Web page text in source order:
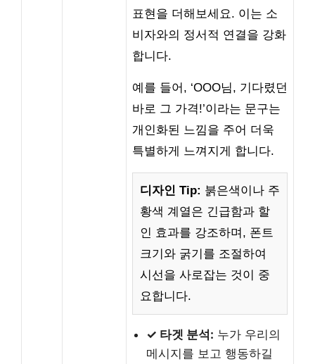
표현을 더해보세요. 이는 소
비자와의 정서적 연결을 강화
합니다.
예를 들어, ‘OOO님, 기다렸던
바로 그 가격!’이라는 문구는
개인화된 느낌을 주어 더욱
특별하게 느껴지게 합니다.
디자인 Tip: 붉은색이나 주
황색 계열은 긴급함과 할
인 효과를 강조하며, 폰트
크기와 굵기를 조절하여
시선을 사로잡는 것이 중
요합니다.
✓ 타겟 분석: 누가 우리의
메시지를 보고 행동하길